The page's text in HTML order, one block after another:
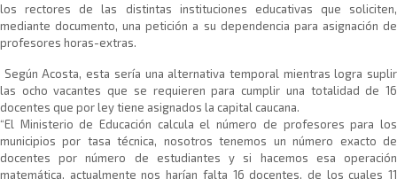
los rectores de las distintas instituciones educativas que soliciten,
mediante documento, una petición a su dependencia para asignación de
profesores horas-extras.
Según Acosta, esta sería una alternativa temporal mientras logra suplir
las ocho vacantes que se requieren para cumplir una totalidad de 16
docentes que por ley tiene asignados la capital caucana.
“El Ministerio de Educación calcula el número de profesores para los
municipios por tasa técnica, nosotros tenemos un número exacto de
docentes por número de estudiantes y si hacemos esa operación
matemática, actualmente nos harían falta 16 docentes, de los cuales 11